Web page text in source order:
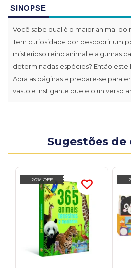
SINOPSE
Você sabe qual é o maior animal do
Tem curiosidade por descobrir um
misterioso reino animal e algumas
determinadas espécies? Então este
Abra as páginas e prepare-se para
vasto e instigante que é o universo
Sugestões de
20% OFF